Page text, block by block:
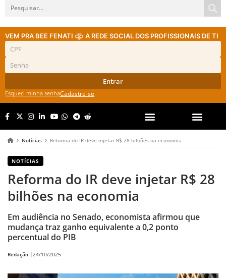
VEM PRA BEE FENATI A REDE SOCIAL DOS PROFISSIONAIS DE TI
Entrar
Esqueci minha senhaCadastre-se
Notícias Reforma do IR deve injetar R$ 28 bilhões na economia
NOTÍCIAS
Reforma do IR deve injetar R$ 28
bilhões na economia
Em audiência no Senado, economista afirmou que
mudança traz ganho equivalente a 0,2 ponto
percentual do PIB
Redação |24/10/2025